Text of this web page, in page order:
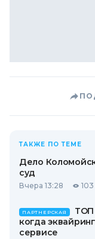
ТАКЖЕ ПО ТЕМЕ
Дело
суд
Вчера 13:28 103
ПАРТНЕРСКАЯ
ТОП
когда
сервисе